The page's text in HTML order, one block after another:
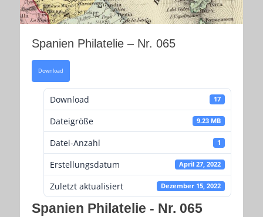
Spanien Philatelie – Nr. 065
Download
Download 17
Dateigröße 9.23 MB
Datei-Anzahl 1
Erstellungsdatum April 27, 2022
Zuletzt aktualisiert Dezember 15, 2022
Spanien Philatelie - Nr. 065